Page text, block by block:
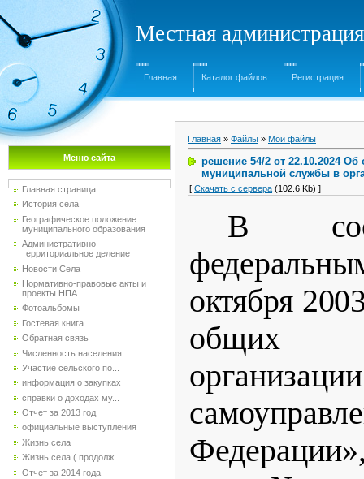
Местная
Главная Каталог файлов Регистрация
Меню сайта
Главная страница
История села
Географическое положение
муниципального образования
Административно-
территориальное деление
Новости Села
Нормативно-правовые акты и
проекты НПА
Фотоальбомы
Гостевая книга
Обратная связь
Численность населения
Участие сельского по...
информация о закупках
справки о доходах му...
Отчет за 2013 год
официальные выступления
Жизнь села
Жизнь села ( продолж...
Отчет за 2014 года
Главная » Файлы » Мои файлы
решение 54/2 от 22.10.2024
муниципальной службы в
[ Скачать с сервера (102.6 Kb) ]
В
октября
общих